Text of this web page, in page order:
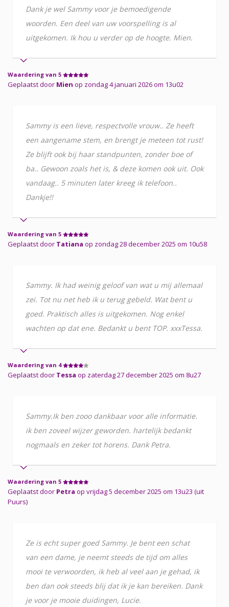
Dank je wel Sammy voor je bemoedigende
woorden. Een deel van uw voorspelling is al
uitgekomen. Ik hou u verder op de hoogte. Mien.
Waardering van 5
Geplaatst door Mien op zondag 4 januari 2026 om 13u02
Sammy is een lieve, respectvolle vrouw.. Ze heeft
een aangename stem, en brengt je meteen tot rust!
Ze blijft ook bij haar standpunten, zonder boe of
ba.. Gewoon zoals het is, & deze komen ook uit. Ook
vandaag.. 5 minuten later kreeg ik telefoon..
Dankje!!
Waardering van 5
Geplaatst door Tatiana op zondag 28 december 2025 om 10u58
Sammy. Ik had weinig geloof van wat u mij allemaal
zei. Tot nu net heb ik u terug gebeld. Wat bent u
goed. Praktisch alles is uitgekomen. Nog enkel
wachten op dat ene. Bedankt u bent TOP. xxxTessa.
Waardering van 4
Geplaatst door Tessa op zaterdag 27 december 2025 om 8u27
Sammy.Ik ben zooo dankbaar voor alle informatie.
ik ben zoveel wijzer geworden. hartelijk bedankt
nogmaals en zeker tot horens. Dank Petra.
Waardering van 5
Geplaatst door Petra op vrijdag 5 december 2025 om 13u23 (uit
Puurs)
Ze is echt super goed Sammy. Je bent een schat
van een dame, je neemt steeds de tijd om alles
mooi te verwoorden, ik heb al veel aan je gehad, ik
ben dan ook steeds blij dat ik je kan bereiken. Dank
je voor je mooie duidingen, Lucie.